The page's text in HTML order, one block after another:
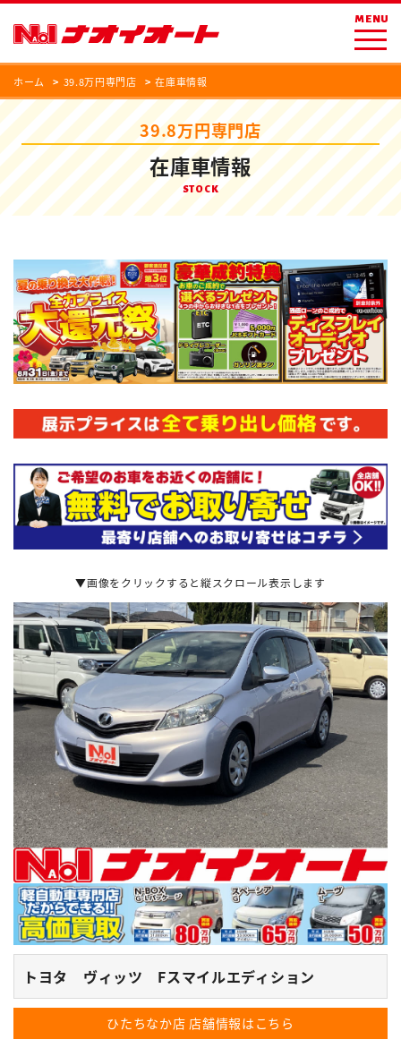
MENU
ホーム 39.8万円専門店 在庫車情報
39.8万円専門店
在庫車情報
STOCK
トヨタ ヴィッツ Fスマイルエディション
▼画像をクリックすると縦スクロール表示します
ひたちなか店 店舗情報はこちら